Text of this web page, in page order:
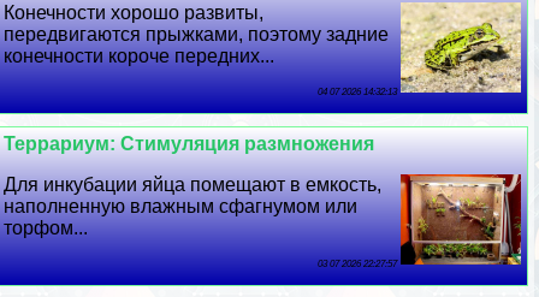
Конечности хорошо развиты,
передвигаются прыжками, поэтому задние
конечности короче передних...
04 07 2026 14:32:13
Террариум: Стимуляция размножения
Для инкубации яйца помещают в емкость,
наполненную влажным сфагнумом или
торфом...
03 07 2026 22:27:57